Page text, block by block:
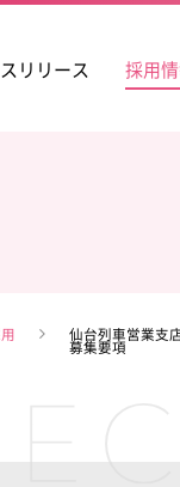
リリース 採用
仙台列車営業支
募集要項